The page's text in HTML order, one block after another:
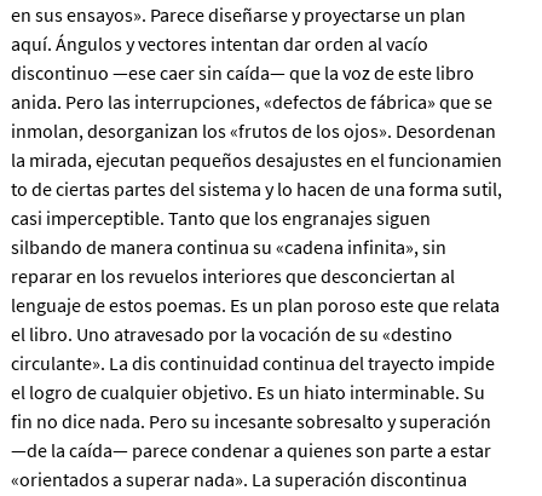
en sus ensayos». Parece diseñarse y proyectarse un plan
aquí. Ángulos y vectores intentan dar orden al vacío
discontinuo —ese caer sin caída— que la voz de este libro
anida. Pero las interrupciones, «defectos de fábrica» que se
inmolan, desorganizan los «frutos de los ojos». Desordenan
la mirada, ejecutan pequeños desajustes en el funcionamien
to de ciertas partes del sistema y lo hacen de una forma sutil,
casi imperceptible. Tanto que los engranajes siguen
silbando de manera continua su «cadena infinita», sin
reparar en los revuelos interiores que desconciertan al
lenguaje de estos poemas. Es un plan poroso este que relata
el libro. Uno atravesado por la vocación de su «destino
circulante». La dis continuidad continua del trayecto impide
el logro de cualquier objetivo. Es un hiato interminable. Su
fin no dice nada. Pero su incesante sobresalto y superación
—de la caída— parece condenar a quienes son parte a estar
«orientados a superar nada». La superación discontinua